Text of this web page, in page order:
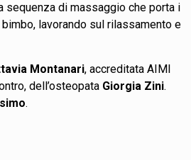
sequenza di massaggio che porta i
lavorando sul rilassamento e
Montanari, accreditata AIMI
dell’osteopata Giorgia Zini.
.